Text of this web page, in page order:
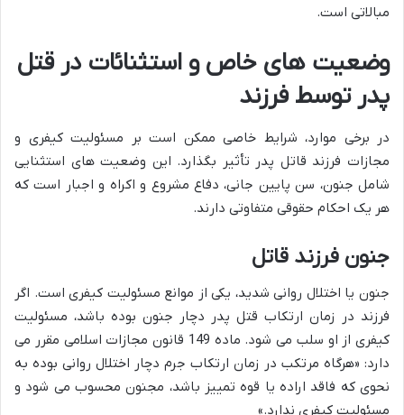
مبالاتی است.
وضعیت های خاص و استثنائات در قتل
پدر توسط فرزند
در برخی موارد، شرایط خاصی ممکن است بر مسئولیت کیفری و
مجازات فرزند قاتل پدر تأثیر بگذارد. این وضعیت های استثنایی
شامل جنون، سن پایین جانی، دفاع مشروع و اکراه و اجبار است که
هر یک احکام حقوقی متفاوتی دارند.
جنون فرزند قاتل
جنون یا اختلال روانی شدید، یکی از موانع مسئولیت کیفری است. اگر
فرزند در زمان ارتکاب قتل پدر دچار جنون بوده باشد، مسئولیت
کیفری از او سلب می شود. ماده 149 قانون مجازات اسلامی مقرر می
دارد: «هرگاه مرتکب در زمان ارتکاب جرم دچار اختلال روانی بوده به
نحوی که فاقد اراده یا قوه تمییز باشد، مجنون محسوب می شود و
مسئولیت کیفری ندارد.»